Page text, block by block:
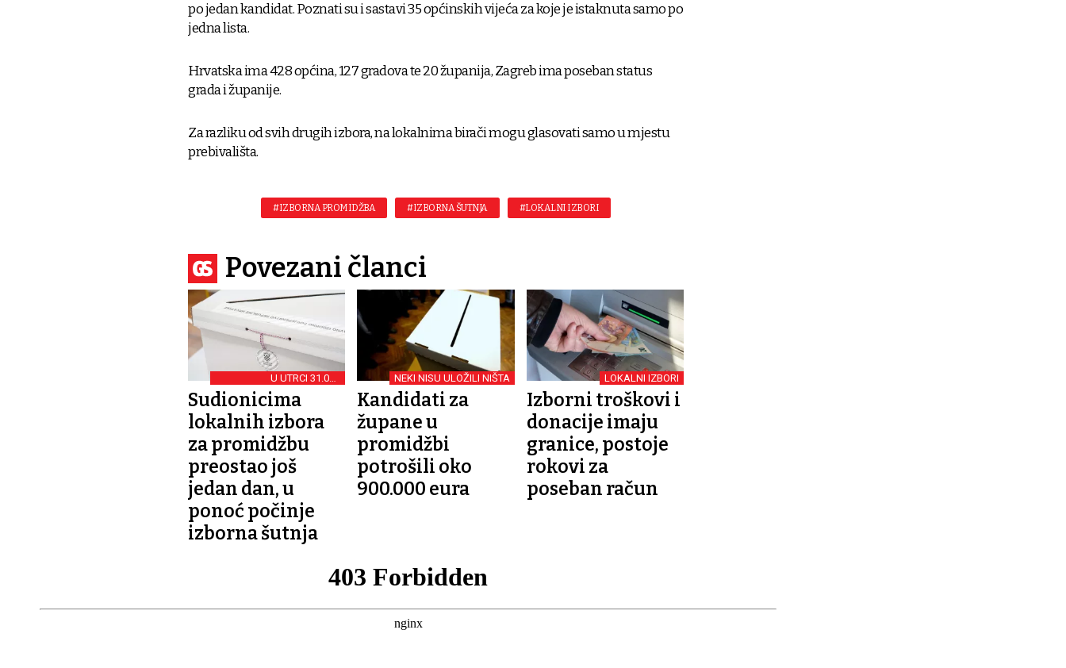
po jedan kandidat. Poznati su i sastavi 35 općinskih vijeća za koje je istaknuta samo po
jedna lista.
Hrvatska ima 428 općina, 127 gradova te 20 županija, Zagreb ima poseban status
grada i županije.
Za razliku od svih drugih izbora, na lokalnima birači mogu glasovati samo u mjestu
prebivališta.
#IZBORNA PROMIDŽBA #IZBORNA ŠUTNJA #LOKALNI IZBORI
Povezani članci
U UTRCI 31.082
KANDIDATA
Sudionicima
lokalnih izbora
za promidžbu
preostao još
jedan dan, u
ponoć počinje
izborna šutnja
NEKI NISU ULOŽILI NIŠTA
Kandidati za
župane u
promidžbi
potrošili oko
900.000 eura
LOKALNI IZBORI
Izborni troškovi i
donacije imaju
granice, postoje
rokovi za
poseban račun